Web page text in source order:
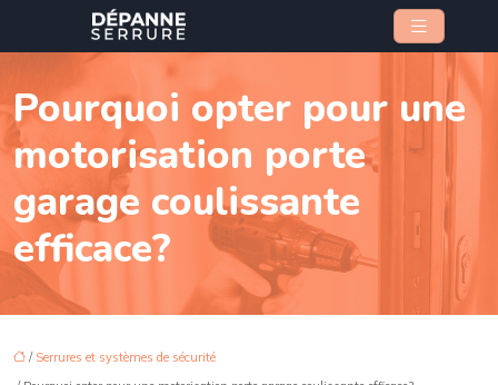
Pourquoi opter pour une
motorisation porte
garage coulissante
efficace?
/ Serrures et systèmes de sécurité